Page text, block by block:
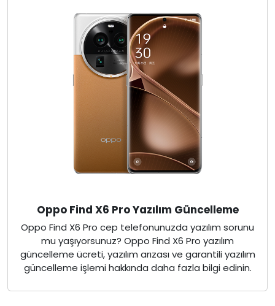
Oppo Find X6 Pro Yazılım Güncelleme
Oppo Find X6 Pro cep telefonunuzda yazılım sorunu
mu yaşıyorsunuz? Oppo Find X6 Pro yazılım
güncelleme ücreti, yazılım arızası ve garantili yazılım
güncelleme işlemi hakkında daha fazla bilgi edinin.